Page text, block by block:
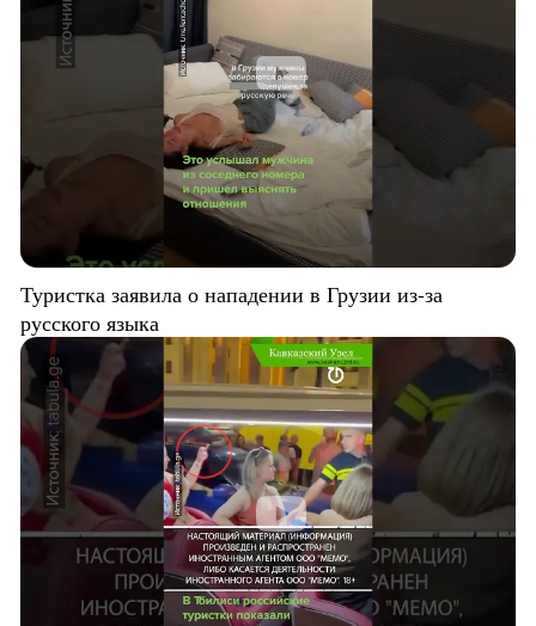
Туристка заявила о нападении в Грузии из-за
русского языка